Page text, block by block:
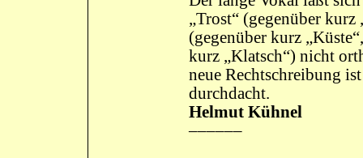
„Trost“ (gegenüber kurz
(gegenüber kurz
kurz „Klatsch“) nicht
neue Rechtschreibung
durchdacht.
Helmut Kühnel
––––––